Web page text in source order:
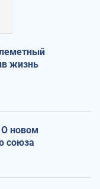
жизнь
новом
союза